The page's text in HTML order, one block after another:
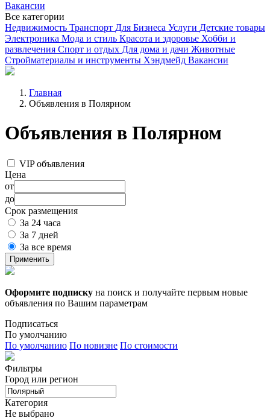
Вакансии
Все категории
Недвижимость Транспорт Для Бизнеса Услуги Детские товары
Электроника Мода и стиль Красота и здоровье Хобби и
развлечения Спорт и отдых Для дома и дачи Животные
Стройматериалы и инструменты Хэндмейд Вакансии
Главная
Объявления в Полярном
Объявления в Полярном
VIP объявления
Цена
от
до
Срок размещения
За 24 часа
За 7 дней
За все время
Применить
Оформите подписку на поиск и получайте первым новые
объявления по Вашим параметрам
Подписаться
По умолчанию
По умолчанию По новизне По стоимости
Фильтры
Город или регион
Категория
Не выбрано